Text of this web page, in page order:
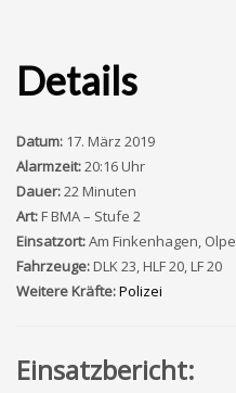
Details
Datum: 17. März 2019
Alarmzeit:20:16 Uhr
Dauer:22 Minuten
Art:F BMA – Stufe 2
Einsatzort:Am Finkenhagen, Olpe
Fahrzeuge:DLK 23, HLF 20, LF 20
Weitere Kräfte:Polizei
Einsatzbericht: